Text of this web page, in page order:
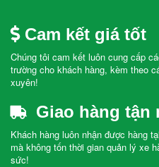
Cam kết giá tốt
Chúng tôi cam kết luôn cung cấp
trường cho khách hàng, kèm theo
xuyên!
Giao hàng tận
Khách hàng luôn nhận được hàng
mà không tốn thời gian quản lý xe
sức!